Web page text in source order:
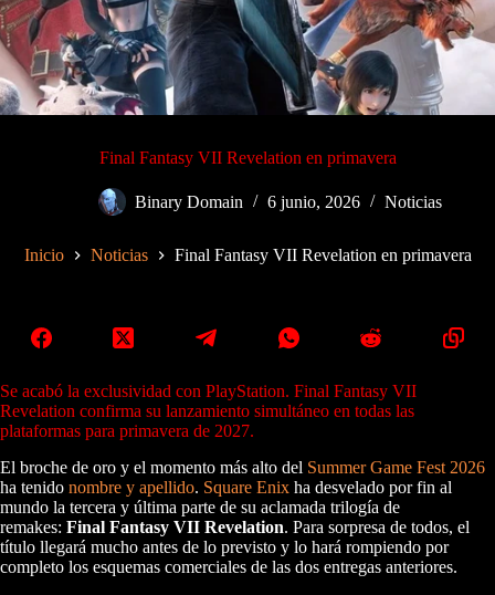
Final Fantasy VII Revelation en primavera
Binary Domain 6 junio, 2026 Noticias
Inicio Noticias Final Fantasy VII Revelation en primavera
Se acabó la exclusividad con PlayStation. Final Fantasy VII
Revelation confirma su lanzamiento simultáneo en todas las
plataformas para primavera de 2027.
El broche de oro y el momento más alto del Summer Game Fest 2026
ha tenido nombre y apellido. Square Enix ha desvelado por fin al
mundo la tercera y última parte de su aclamada trilogía de
remakes: Final Fantasy VII Revelation. Para sorpresa de todos, el
título llegará mucho antes de lo previsto y lo hará rompiendo por
completo los esquemas comerciales de las dos entregas anteriores.